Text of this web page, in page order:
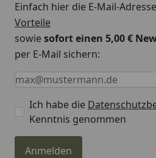
Einfach hier die E-Mail-
Vorteile
sowiesofort einen 5,00 €
per E-Mail sichern:
Keine Eingabe erforderlich
Eingabe erforderlich
E-Mail *
Ich habe die
Kenntnis genommen
Anmelden